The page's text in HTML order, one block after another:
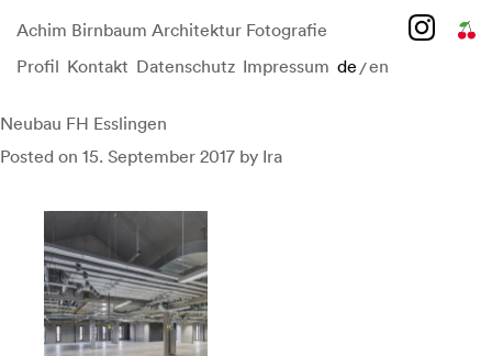
Achim Birnbaum Architektur Fotografie
Profil Kontakt Datenschutz Impressum de/en
Skip
content
Neubau FH Esslingen
Posted on 15. September 2017 by Ira